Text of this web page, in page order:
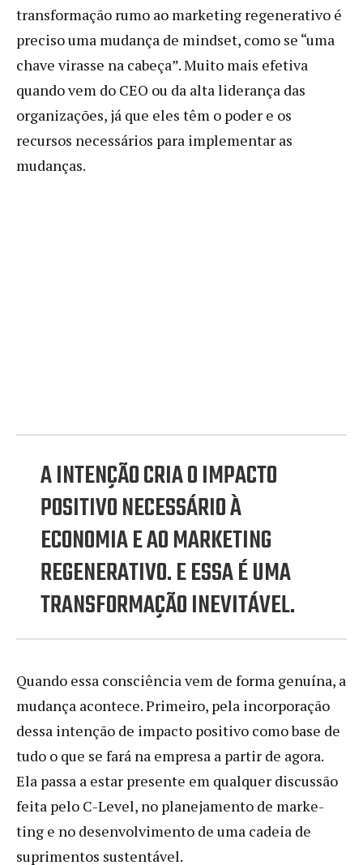
transformação rumo ao marketing regenerativo é
preciso uma mudança de mindset, como se “uma
chave virasse na cabeça”. Muito mais efetiva
quando vem do CEO ou da alta liderança das
organizações, já que eles têm o poder e os
recursos necessários para implementar as
mudanças.
A INTENÇÃO CRIA O IMPACTO
POSITIVO NECESSÁRIO À
ECONOMIA E AO MARKETING
REGENERATIVO. E ESSA É UMA
TRANSFORMAÇÃO INEVITÁVEL.
Quando essa consciência vem de forma genuína, a
mudança acontece. Primeiro, pela incorporação
dessa intenção de impacto positivo como base de
tudo o que se fará na empresa a partir de agora.
Ela passa a estar presente em qualquer discussão
feita pelo C-Level, no planejamento de marke-
ting e no desenvolvimento de uma cadeia de
suprimentos sustentável.